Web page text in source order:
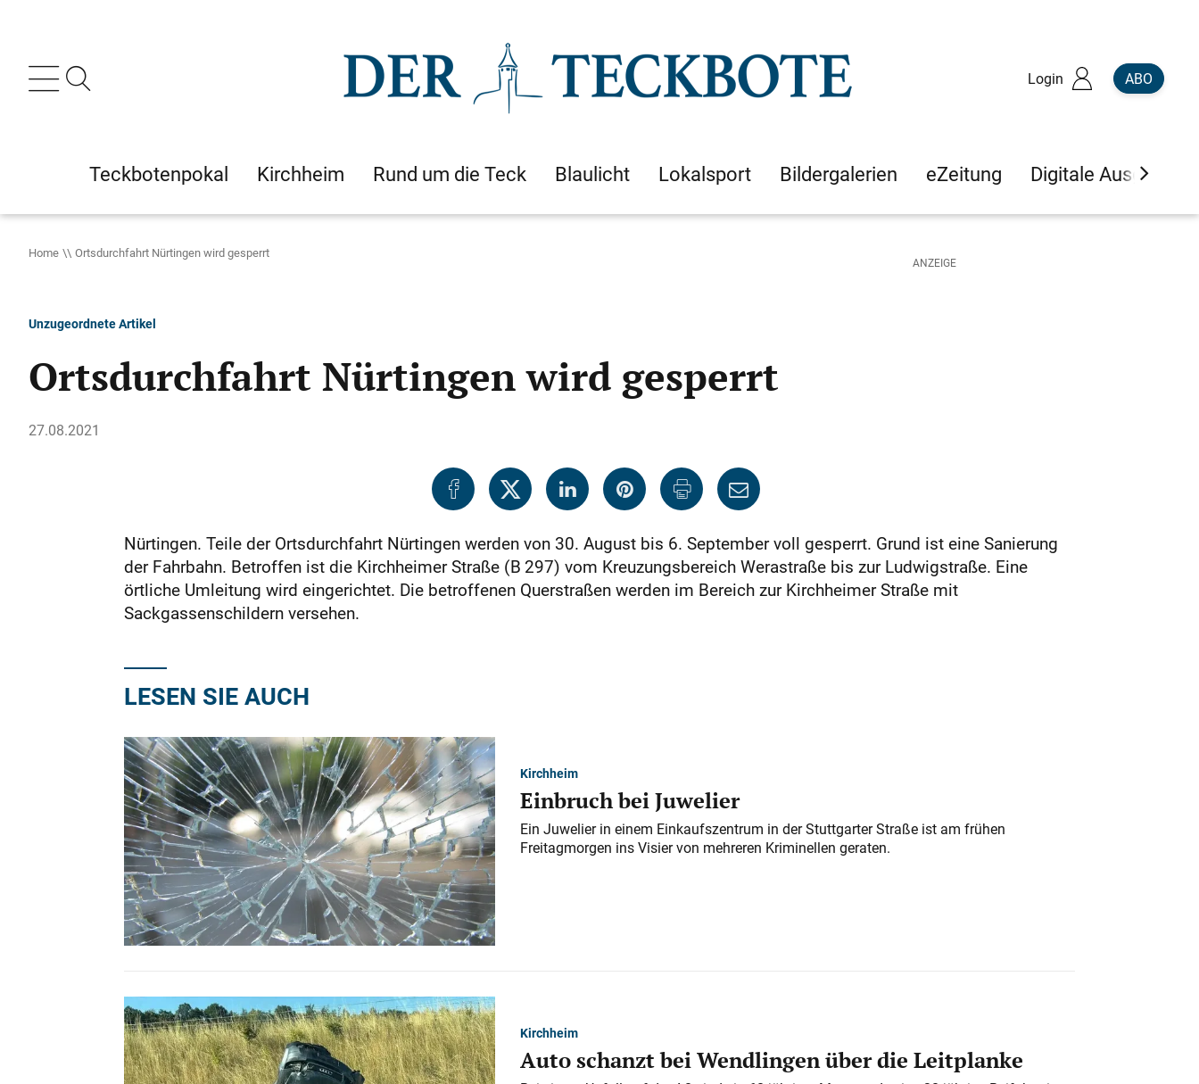
Login ABO
Teckbotenpokal Kirchheim Rund um die Teck Blaulicht Lokalsport Bildergalerien eZeitung Digitale Ausgaben
Home Ortsdurchfahrt Nürtingen wird gesperrt
Unzugeordnete Artikel
Ortsdurchfahrt Nürtingen wird gesperrt
27.08.2021
Nürtingen. Teile der Ortsdurchfahrt Nürtingen werden von 30. August bis 6. September voll gesperrt. Grund ist eine Sanierung
der Fahrbahn. Betroffen ist die Kirchheimer Straße (B 297) vom Kreuzungsbereich Werastraße bis zur Ludwigstraße. Eine
örtliche Umleitung wird eingerichtet. Die betroffenen Querstraßen werden im Bereich zur Kirchheimer Straße mit
Sackgassenschildern versehen.
LESEN SIE AUCH
Kirchheim
Einbruch bei Juwelier
Ein Juwelier in einem Einkaufszentrum in der Stuttgarter Straße ist am frühen
Freitagmorgen ins Visier von mehreren Kriminellen geraten.
Kirchheim
Auto schanzt bei Wendlingen über die Leitplanke